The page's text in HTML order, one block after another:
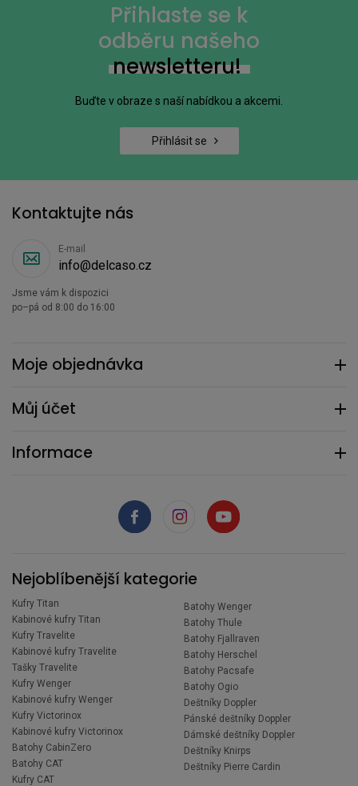
Přihlaste se k
odběru našeho
newsletteru!
Buďte v obraze s naší nabídkou a akcemi.
Přihlásit se
Moje objednávka
Můj účet
Informace
Kontaktujte nás
E-mail
info@delcaso.cz
Jsme vám k dispozici
po–pá od 8:00 do 16:00
Nejoblíbenější kategorie
Kufry Titan
Kabinové kufry Titan
Kufry Travelite
Kabinové kufry Travelite
Tašky Travelite
Kufry Wenger
Kabinové kufry Wenger
Kufry Victorinox
Kabinové kufry Victorinox
Batohy CabinZero
Batohy CAT
Kufry CAT
Batohy Wenger
Batohy Thule
Batohy Fjallraven
Batohy Herschel
Batohy Pacsafe
Batohy Ogio
Deštníky Doppler
Pánské deštníky Doppler
Dámské deštníky Doppler
Deštníky Knirps
Deštníky Pierre Cardin